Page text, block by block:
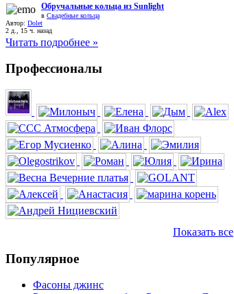
Обручальные кольца из Sunlight
в Свадебные кольца
Автор: Dolet
2 д., 15 ч. назад
Читать подробнее »
Профессионалы
Показать все
Популярное
Фасоны джинс